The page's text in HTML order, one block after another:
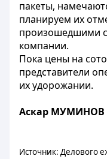
пакеты,
планируем их
произошедшими
компании.
Пока цены на
представители
их удорожании.
Аскар МУМИНОВ
Источник: Делового